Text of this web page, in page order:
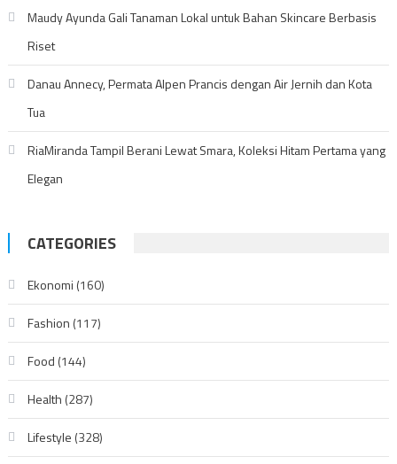
Maudy Ayunda Gali Tanaman Lokal untuk Bahan Skincare Berbasis
Riset
Danau Annecy, Permata Alpen Prancis dengan Air Jernih dan Kota
Tua
RiaMiranda Tampil Berani Lewat Smara, Koleksi Hitam Pertama yang
Elegan
CATEGORIES
Ekonomi (160)
Fashion (117)
Food (144)
Health (287)
Lifestyle (328)